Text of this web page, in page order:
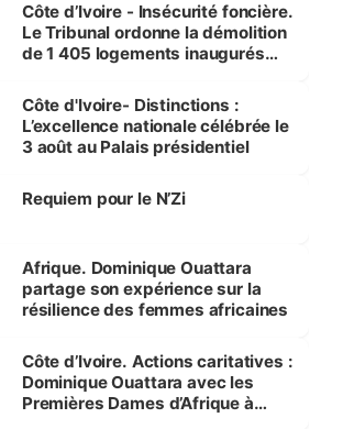
Côte d’Ivoire - Insécurité foncière.
Le Tribunal ordonne la démolition
de 1 405 logements inaugurés
Bassam
Côte d'Ivoire- Distinctions :
L’excellence nationale célébrée le
3 août au Palais présidentiel
Requiem pour le N’Zi
Afrique. Dominique Ouattara
partage son expérience sur la
résilience des femmes africaines
Côte d’Ivoire. Actions caritatives :
Dominique Ouattara avec les
Premières Dames d’Afrique à